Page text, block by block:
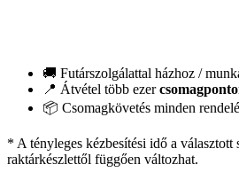
🚚 Futárszolgálattal házhoz /
📍 Átvétel több ezer
📦 Csomagkövetés minden
* A tényleges kézbesítési idő a választott
raktárkészlettől függően változhat.